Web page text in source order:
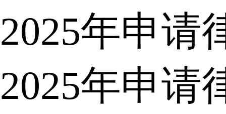
2025年申请
2025年申请